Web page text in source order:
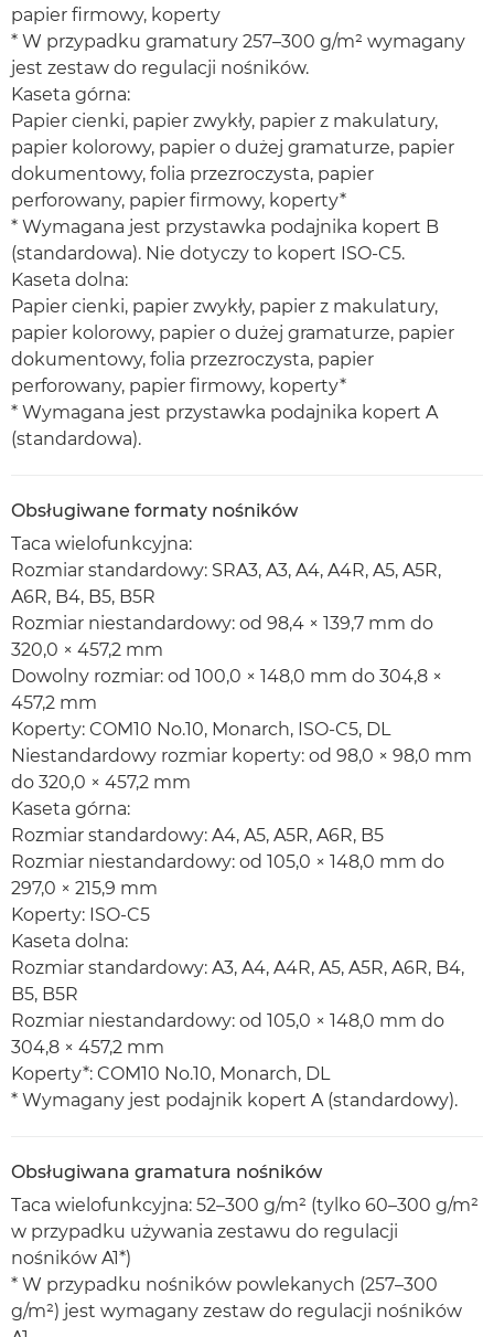
papier firmowy, koperty
* W przypadku gramatury 257–300 g/m² wymagany
jest zestaw do regulacji nośników.
Kaseta górna:
Papier cienki, papier zwykły, papier z makulatury,
papier kolorowy, papier o dużej gramaturze, papier
dokumentowy, folia przezroczysta, papier
perforowany, papier firmowy, koperty*
* Wymagana jest przystawka podajnika kopert B
(standardowa). Nie dotyczy to kopert ISO-C5.
Kaseta dolna:
Papier cienki, papier zwykły, papier z makulatury,
papier kolorowy, papier o dużej gramaturze, papier
dokumentowy, folia przezroczysta, papier
perforowany, papier firmowy, koperty*
* Wymagana jest przystawka podajnika kopert A
(standardowa).
Obsługiwane formaty nośników
Taca wielofunkcyjna:
Rozmiar standardowy: SRA3, A3, A4, A4R, A5, A5R,
A6R, B4, B5, B5R
Rozmiar niestandardowy: od 98,4 × 139,7 mm do
320,0 × 457,2 mm
Dowolny rozmiar: od 100,0 × 148,0 mm do 304,8 ×
457,2 mm
Koperty: COM10 No.10, Monarch, ISO-C5, DL
Niestandardowy rozmiar koperty: od 98,0 × 98,0 mm
do 320,0 × 457,2 mm
Kaseta górna:
Rozmiar standardowy: A4, A5, A5R, A6R, B5
Rozmiar niestandardowy: od 105,0 × 148,0 mm do
297,0 × 215,9 mm
Koperty: ISO-C5
Kaseta dolna:
Rozmiar standardowy: A3, A4, A4R, A5, A5R, A6R, B4,
B5, B5R
Rozmiar niestandardowy: od 105,0 × 148,0 mm do
304,8 × 457,2 mm
Koperty*: COM10 No.10, Monarch, DL
* Wymagany jest podajnik kopert A (standardowy).
Obsługiwana gramatura nośników
Taca wielofunkcyjna: 52–300 g/m² (tylko 60–300 g/m²
w przypadku używania zestawu do regulacji
nośników A1*)
* W przypadku nośników powlekanych (257–300
g/m²) jest wymagany zestaw do regulacji nośników